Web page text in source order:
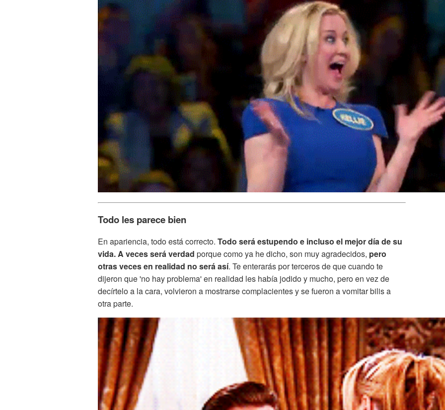
Todo les parece bien
En apariencia, todo está correcto. Todo será estupendo e incluso el mejor día de su
vida. A veces será verdad porque como ya he dicho, son muy agradecidos, pero
otras veces en realidad no será así. Te enterarás por terceros de que cuando te
dijeron que 'no hay problema' en realidad les había jodido y mucho, pero en vez de
decírtelo a la cara, volvieron a mostrarse complacientes y se fueron a vomitar bilis a
otra parte.